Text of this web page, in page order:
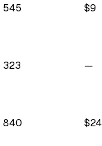
545 $9
323 —
840 $24